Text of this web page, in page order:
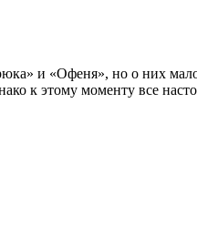
и «Офеня», но о них
к этому моменту все